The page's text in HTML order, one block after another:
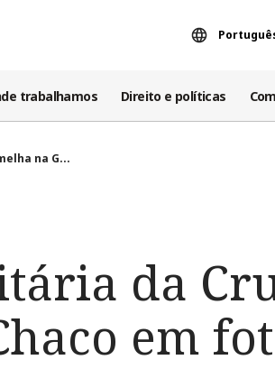
trabalhamos Direito e políticas
na G...
da
em